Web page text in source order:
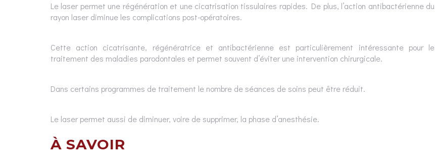
Le laser permet une régénération et une cicatrisation tissulaires rapides. De plus, l’action antibactérienne du
rayon laser diminue les complications post-opératoires.
Cette action cicatrisante, régénératrice et antibactérienne est particulièrement intéressante pour le
traitement des maladies parodontales et permet souvent d’éviter une intervention chirurgicale.
Dans certains programmes de traitement le nombre de séances de soins peut être réduit.
Le laser permet aussi de diminuer, voire de supprimer, la phase d’anesthésie.
À SAVOIR